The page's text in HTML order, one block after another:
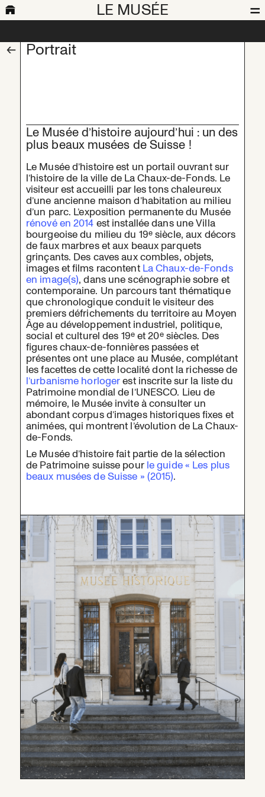
LE MUSÉE
Portrait
Le Musée d’histoire aujourd’hui : un des
plus beaux musées de Suisse !
Le Musée d’histoire est un portail ouvrant sur
l’histoire de la ville de La Chaux-de-Fonds. Le
visiteur est accueilli par les tons chaleureux
d’une ancienne maison d’habitation au milieu
d’un parc. L’exposition permanente du Musée
rénové en 2014 est installée dans une Villa
bourgeoise du milieu du 19e siècle, aux décors
de faux marbres et aux beaux parquets
grinçants. Des caves aux combles, objets,
images et films racontent La Chaux-de-Fonds
en image(s), dans une scénographie sobre et
contemporaine. Un parcours tant thématique
que chronologique conduit le visiteur des
premiers défrichements du territoire au Moyen
Âge au développement industriel, politique,
social et culturel des 19eet 20esiècles. Des
figures chaux-de-fonnières passées et
présentes ont une place au Musée, complétant
les facettes de cette localité dont la richesse de
l’urbanisme horlogerest inscrite sur la liste du
Patrimoine mondial de l’UNESCO. Lieu de
mémoire, le Musée invite à consulter un
abondant corpus d’images historiques fixes et
animées, qui montrent l’évolution de La Chaux-
de-Fonds.
Le Musée d’histoire fait partie de la sélection
de Patrimoine suisse pour le guide « Les plus
beaux musées de Suisse » (2015).